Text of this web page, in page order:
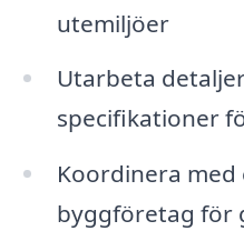
utemiljöer
Utarbeta
specifikationer
Koordinera
byggföretag för